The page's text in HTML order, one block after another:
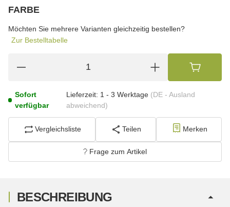
FARBE
Möchten Sie mehrere Varianten gleichzeitig bestellen?
Zur Bestelltabelle
Sofort
verfügbar
Lieferzeit: 1 - 3 Werktage (DE - Ausland
abweichend)
Vergleichsliste Teilen Merken
Frage zum Artikel
BESCHREIBUNG